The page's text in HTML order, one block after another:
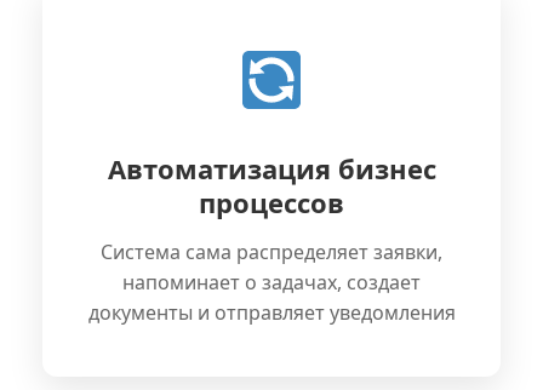
Автоматизация бизнес
процессов
Система сама распределяет заявки,
напоминает о задачах, создает
документы и отправляет уведомления